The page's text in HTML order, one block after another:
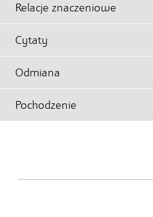
Relacje znaczeniowe
Cytaty
Odmiana
Pochodzenie